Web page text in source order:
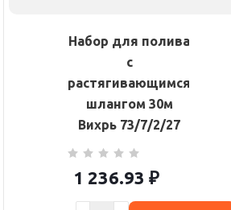
Набор для полива
с
растягивающимся
шлангом 30м
Вихрь 73/7/2/27
1 236.93 ₽